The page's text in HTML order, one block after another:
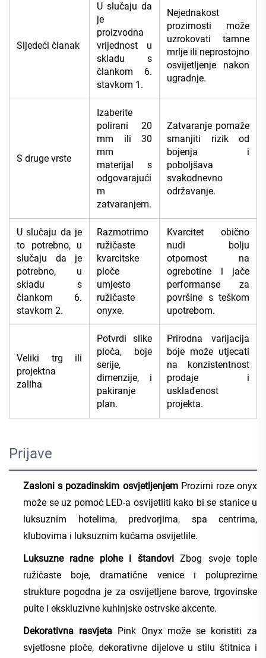
Sljedeći članak
U slučaju da
je
proizvodna
vrijednost u
skladu s
člankom 6.
stavkom 1.
Nejednakost
prozirnosti može
uzrokovati tamne
mrlje ili neprostojno
osvijetljenje nakon
ugradnje.
S druge vrste
Izaberite
polirani 20
mm ili 30
mm
materijal s
odgovarajući
m
zatvaranjem.
Zatvaranje pomaže
smanjiti rizik od
bojenja i
poboljšava
svakodnevno
održavanje.
U slučaju da je
to potrebno, u
slučaju da je
potrebno, u
skladu s
člankom 6.
stavkom 2.
Razmotrimo
ružičaste
kvarcitske
ploče
umjesto
ružičaste
onyxe.
Kvarcitet obično
nudi bolju
otpornost na
ogrebotine i jače
performanse za
površine s teškom
upotrebom.
Veliki trg ili
projektna
zaliha
Potvrdi slike
ploča, boje
serije,
dimenzije, i
pakiranje
plan.
Prirodna varijacija
boje može utjecati
na konzistentnost
prodaje i
usklađenost
projekta.
Prijave
Zasloni s pozadinskim osvjetljenjem Prozirni roze onyx
može se uz pomoć LED-a osvijetliti kako bi se stanice u
luksuznim hotelima, predvorjima, spa centrima,
klubovima i luksuznim kućama osvijetlile.
Luksuzne radne plohe i štandoviZbog svoje tople
ružičaste boje, dramatične venice i poluprezirne
strukture pogodna je za osvijetljene barove, trgovinske
pulte i ekskluzivne kuhinjske ostrvske akcente.
Dekorativna rasvjeta Pink Onyx može se koristiti za
svjetlosne ploče, dekorativne dijelove u stilu štitnica i